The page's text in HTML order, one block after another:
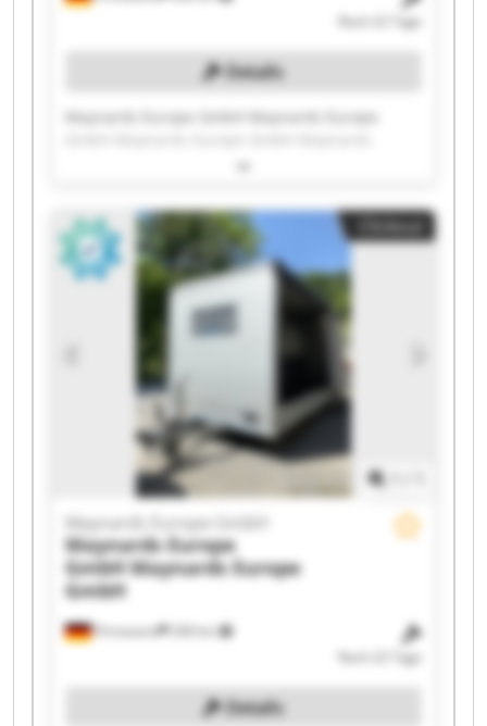
Noch 22 Tage
Details
Maynards Europe GmbH Maynards Europe
Europe GmbH Maynards Europe GmbH
GmbH Maynards Europe GmbH Maynards
Europe GmbH Maynards Europe GmbH
Maynards Europe GmbH Maynards Europe
GmbH Maynards Europe GmbH Maynards
Europe GmbH Maynards Europe GmbH
Maynards Europe GmbH Maynards Europe
GmbH Maynards Europe GmbH Maynards
Europe GmbH Maynards Europe GmbH
Pirmasens 269 km
Maynards Europe GmbH
Maynards Europe
GmbHMaynards Europe
GmbH
Noch 22 Tage
Details